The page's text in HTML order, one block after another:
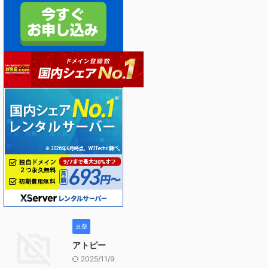
豆柴
アトピー
2025/11/9